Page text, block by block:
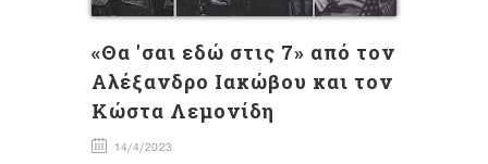
«Θα 'σαι εδώ στις 7» από τον
Αλέξανδρο Ιακώβου και τον
Κώστα Λεμονίδη
14/4/2023